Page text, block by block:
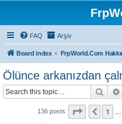
FAQ Arşiv
Board index FrpWorld.Com
Ölünce arkanızdan
136 posts Page of10
1